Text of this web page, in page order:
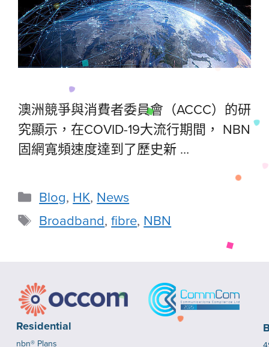
澳洲競爭與消費者委員會（ACCC）的研
究顯示，在COVID-19大流行期間， NBN
固網寬頻速度達到了歷史新 …
Blog, HK, News
Broadband,fibre, NBN
Residential
nbn® Plans